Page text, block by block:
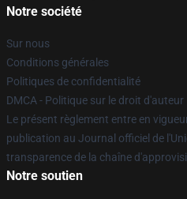
Notre société
Sur nous
Conditions générales
Politiques de confidentialité
DMCA - Politique sur le droit d'auteur
Le présent règlement entre en
publication au Journal officiel de
transparence de la chaîne
Notre soutien